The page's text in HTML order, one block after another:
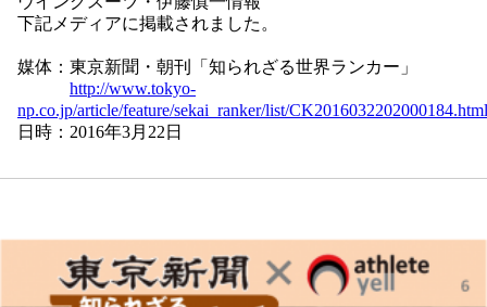
下記メディアに掲載されました。
媒体：東京新聞・朝刊「知られざる世界ランカー」
http://www.tokyo-
np.co.jp/article/feature/sekai_ranker/list/CK2016032202000184.html
日時：2016年3月22日